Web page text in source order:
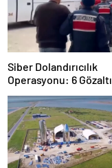
Siber Dolandırıcılık
Operasyonu: 6 Gözaltı